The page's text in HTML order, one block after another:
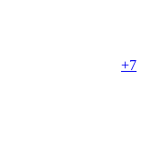
+7